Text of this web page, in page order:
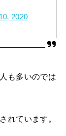
2020
も多いのでは
れています。